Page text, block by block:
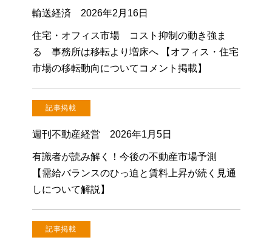
輸送経済 2026年2月16日
住宅・オフィス市場 コスト抑制の動き強ま
る 事務所は移転より増床へ 【オフィス・住宅
市場の移転動向についてコメント掲載】
記事掲載
週刊不動産経営 2026年1月5日
有識者が読み解く！今後の不動産市場予測
【需給バランスのひっ迫と賃料上昇が続く見通
しについて解説】
記事掲載